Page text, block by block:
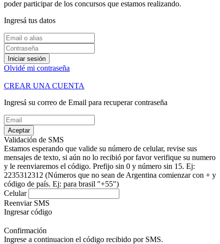
poder participar de los concursos que estamos realizando.
Ingresá tus datos
Iniciar sesión
Olvidé mi contraseña
CREAR UNA CUENTA
Ingresá su correo de Email para recuperar contraseña
Aceptar
Validación de SMS
Estamos esperando que valide su número de celular, revise sus
mensajes de texto, si aún no lo recibió por favor verifique su numero
y le reenviaremos el código. Prefijo sin 0 y número sin 15. Ej:
2235312312 (Números que no sean de Argentina comienzar con + y
código de país. Ej: para brasil "+55")
Celular
Reenviar SMS
Ingresar código
Confirmación
Ingrese a continuacion el código recibido por SMS.